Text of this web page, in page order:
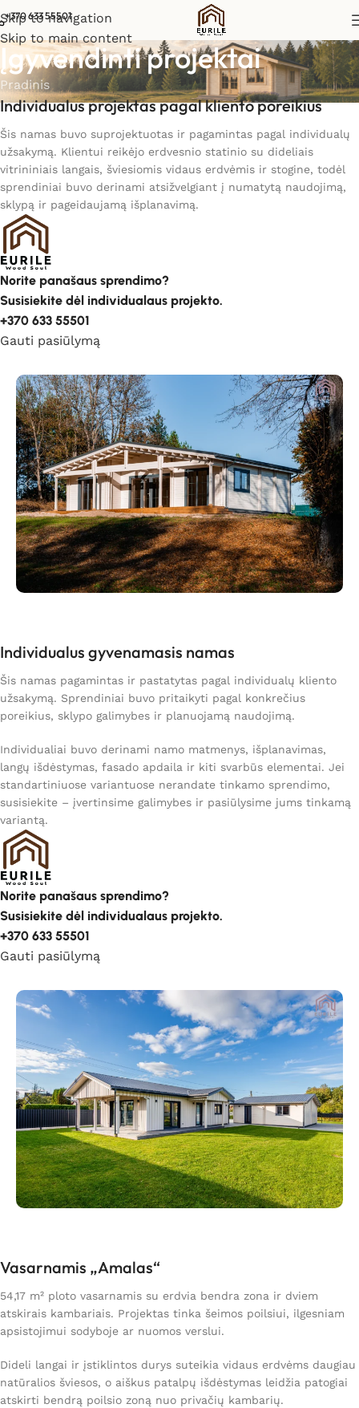
Skip to navigation
Skip to main content
+370 633 55501
Įgyvendinti projektai
Pradinis
Individualus projektas pagal kliento poreikius
Šis namas buvo suprojektuotas ir pagamintas pagal individualų
užsakymą. Klientui reikėjo erdvesnio statinio su dideliais
vitrininiais langais, šviesiomis vidaus erdvėmis ir stogine, todėl
sprendiniai buvo derinami atsižvelgiant į numatytą naudojimą,
sklypą ir pageidaujamą išplanavimą.
Norite panašaus sprendimo?
Susisiekite dėl individualaus projekto.
+370 633 55501
Gauti pasiūlymą
Individualus gyvenamasis namas
Šis namas pagamintas ir pastatytas pagal individualų kliento
užsakymą. Sprendiniai buvo pritaikyti pagal konkrečius
poreikius, sklypo galimybes ir planuojamą naudojimą.
Individualiai buvo derinami namo matmenys, išplanavimas,
langų išdėstymas, fasado apdaila ir kiti svarbūs elementai. Jei
standartiniuose variantuose nerandate tinkamo sprendimo,
susisiekite – įvertinsime galimybes ir pasiūlysime jums tinkamą
variantą.
Norite panašaus sprendimo?
Susisiekite dėl individualaus projekto.
+370 633 55501
Gauti pasiūlymą
Vasarnamis „Amalas“
54,17 m² ploto vasarnamis su erdvia bendra zona ir dviem
atskirais kambariais. Projektas tinka šeimos poilsiui, ilgesniam
apsistojimui sodyboje ar nuomos verslui.
Dideli langai ir įstiklintos durys suteikia vidaus erdvėms daugiau
natūralios šviesos, o aiškus patalpų išdėstymas leidžia patogiai
atskirti bendrą poilsio zoną nuo privačių kambarių.